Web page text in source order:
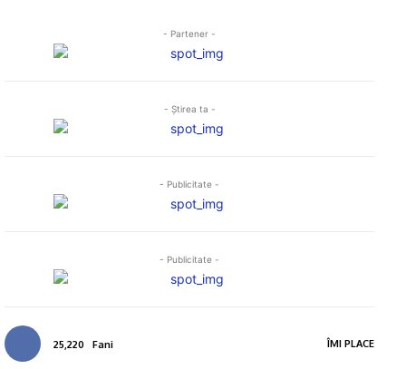
- Partener -
- Ştirea ta -
- Publicitate -
- Publicitate -
25,220 Fani ÎMI PLACE